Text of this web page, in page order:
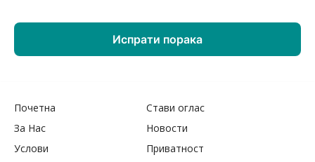
Почетна
Стави оглас
За Нас
Новости
Услови
Приватност